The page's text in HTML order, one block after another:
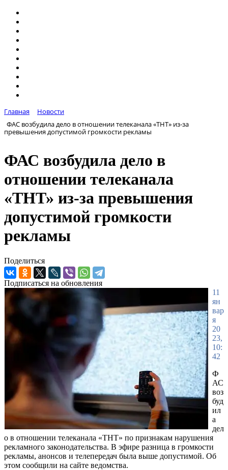
Главная
Новости
ФАС возбудила дело в отношении телеканала «ТНТ» из-за
превышения допустимой громкости рекламы
ФАС возбудила дело в
отношении телеканала
«ТНТ» из-за превышения
допустимой громкости
рекламы
Поделиться
Подписаться на обновления
11
ян
вар
я
20
23,
10:
42
Ф
АС
воз
буд
ил
а
дел
о в отношении телеканала «ТНТ» по признакам нарушения
рекламного законодательства. В эфире разница в громкости
рекламы, анонсов и телепередач была выше допустимой. Об
этом сообщили на сайте ведомства.